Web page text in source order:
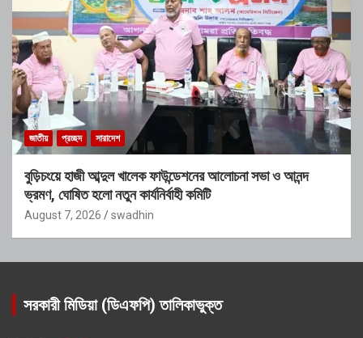
জাতীয় প্রচ্ছদ সারাদেশ
বুড়িচংয়ে হাজী আব্দুল খালেক ফাউন্ডেশনের আলোচনা সভা ও আনন্দ
ভ্রমণ, ঘোষিত হলো নতুন কার্যনির্বাহী কমিটি
August 7, 2026 swadhin
সরকারী মিডিয়া (ডিএফপি) তালিকাভুক্ত